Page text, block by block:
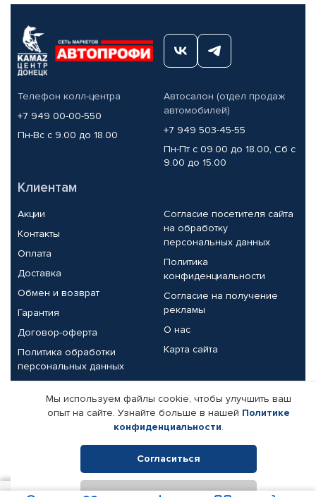
Телефон колл-центра
+7 949 00-00-550
Пн-Вс с 9.00 до 18.00
Автосалон (отдел продаж
автомобилей)
+7 949 503-45-55
Пн-Пт с 09.00 до 18.00, Сб с
9.00 до 15.00
Клиентам
Акции
Контакты
Оплата
Доставка
Обмен и возврат
Гарантия
Договор-оферта
Политика обработки
персональных данных
Согласие посетителя сайта
на обработку
персональных данных
Политика
конфиденциальности
Согласие на получение
рекламы
О нас
Карта сайта
Партнерам
Корпоративным клиентам
Поставщикам
Реквизиты компании
Мы используем файлы cookie, чтобы улучшить ваш
опыт на сайте. Узнайте больше в нашей Политике
конфиденциальности.
Согласиться
Отклонить